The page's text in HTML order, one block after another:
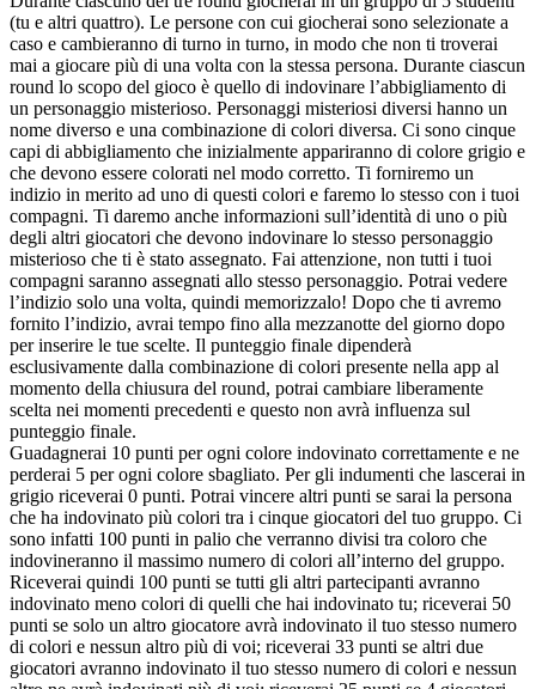
(tu e altri quattro). Le persone con cui giocherai sono selezionate a
caso e cambieranno di turno in turno, in modo che non ti troverai
mai a giocare più di una volta con la stessa persona. Durante ciascun
round lo scopo del gioco è quello di indovinare l’abbigliamento di
un personaggio misterioso. Personaggi misteriosi diversi hanno un
nome diverso e una combinazione di colori diversa. Ci sono cinque
capi di abbigliamento che inizialmente appariranno di colore grigio e
che devono essere colorati nel modo corretto. Ti forniremo un
indizio in merito ad uno di questi colori e faremo lo stesso con i tuoi
compagni. Ti daremo anche informazioni sull’identità di uno o più
degli altri giocatori che devono indovinare lo stesso personaggio
misterioso che ti è stato assegnato. Fai attenzione, non tutti i tuoi
compagni saranno assegnati allo stesso personaggio. Potrai vedere
l’indizio solo una volta, quindi memorizzalo! Dopo che ti avremo
fornito l’indizio, avrai tempo fino alla mezzanotte del giorno dopo
per inserire le tue scelte. Il punteggio finale dipenderà
esclusivamente dalla combinazione di colori presente nella app al
momento della chiusura del round, potrai cambiare liberamente
scelta nei momenti precedenti e questo non avrà influenza sul
punteggio finale.
Guadagnerai 10 punti per ogni colore indovinato correttamente e ne
perderai 5 per ogni colore sbagliato. Per gli indumenti che lascerai in
grigio riceverai 0 punti. Potrai vincere altri punti se sarai la persona
che ha indovinato più colori tra i cinque giocatori del tuo gruppo. Ci
sono infatti 100 punti in palio che verranno divisi tra coloro che
indovineranno il massimo numero di colori all’interno del gruppo.
Riceverai quindi 100 punti se tutti gli altri partecipanti avranno
indovinato meno colori di quelli che hai indovinato tu; riceverai 50
punti se solo un altro giocatore avrà indovinato il tuo stesso numero
di colori e nessun altro più di voi; riceverai 33 punti se altri due
giocatori avranno indovinato il tuo stesso numero di colori e nessun